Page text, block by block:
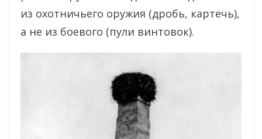
из охотничьего оружия (дробь, картечь),
а не из боевого (пули винтовок).